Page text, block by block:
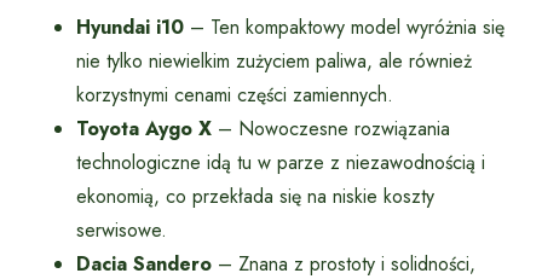
Hyundai i10 – Ten kompaktowy model wyróżnia się
nie tylko niewielkim zużyciem paliwa, ale również
korzystnymi cenami części zamiennych.
Toyota Aygo X – Nowoczesne rozwiązania
technologiczne idą tu w parze z niezawodnością i
ekonomią, co przekłada się na niskie koszty
serwisowe.
Dacia Sandero – Znana z prostoty i solidności,